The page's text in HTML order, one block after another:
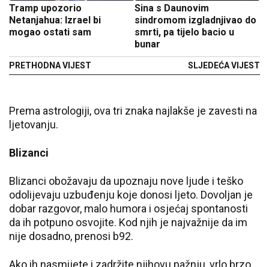
Tramp upozorio
Netanjahua: Izrael bi
mogao ostati sam
PRETHODNA VIJEST
Sina s Daunovim
sindromom izgladnjivao do
smrti, pa tijelo bacio u
bunar
SLJEDEĆA VIJEST
Prema astrologiji, ova tri znaka najlakše je zavesti na
ljetovanju.
Blizanci
Blizanci obožavaju da upoznaju nove ljude i teško
odolijevaju uzbuđenju koje donosi ljeto. Dovoljan je
dobar razgovor, malo humora i osjećaj spontanosti
da ih potpuno osvojite. Kod njih je najvažnije da im
nije dosadno, prenosi b92.
Ako ih nasmijete i zadržite njihovu pažnju, vrlo brzo